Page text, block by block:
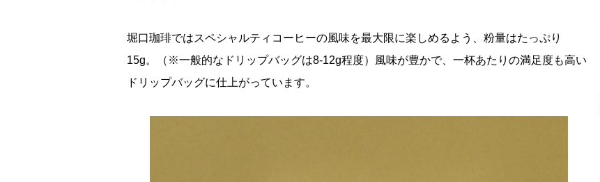
堀口珈琲ではスペシャルティコーヒーの風味を最大限に楽しめるよう、粉量はたっぷり
15g。（※一般的なドリップバッグは8-12g程度）風味が豊かで、一杯あたりの満足度も高い
ドリップバッグに仕上がっています。